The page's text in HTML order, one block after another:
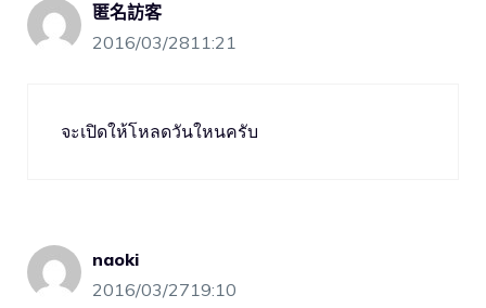
匿名訪客
2016/03/2811:21
จะเปิดให้โหลดวันใหนครับ
naoki
2016/03/2719:10